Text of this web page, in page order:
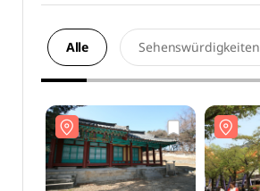
Alle Sehenswürdigkeiten